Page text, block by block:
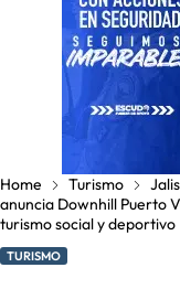
Home Turismo
anuncia Downhill Puerto
turismo social y deportivo
TURISMO